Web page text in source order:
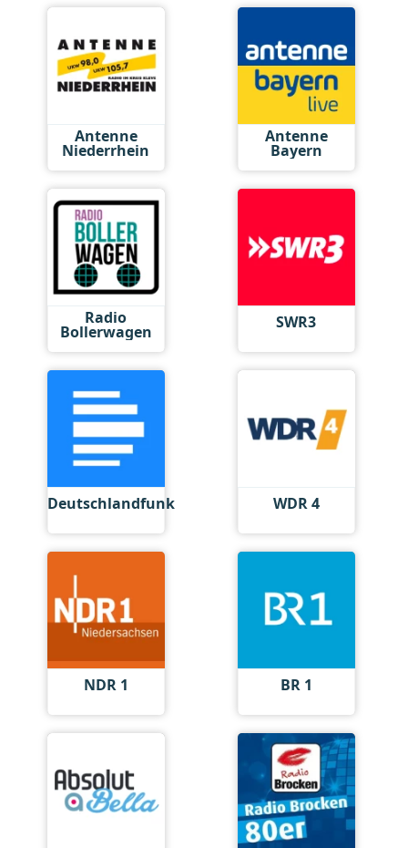
Antenne
Niederrhein
Antenne
Bayern
Radio
Bollerwagen SWR3
Deutschlandfunk WDR 4
NDR 1 BR 1